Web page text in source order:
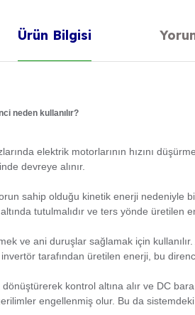
Ürün Bilgisi
neden kullanılır?
elektrik motorlarının hızını
devreye alınır.
sahip olduğu kinetik enerji nedeniyle
tutulmalıdır ve ters yönde
ve ani duruşlar sağlamak için
tarafından üretilen enerji, bu
kontrol altına alır ve DC
engellenmiş olur. Bu da sistemdeki